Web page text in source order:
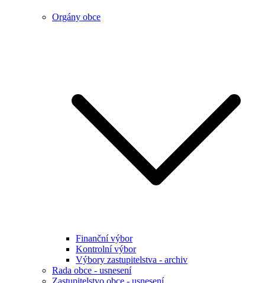
Orgány obce
Finanční výbor
Kontrolní výbor
Výbory zastupitelstva - archiv
Rada obce - usnesení
Zastupitelstvo obce - usnesení